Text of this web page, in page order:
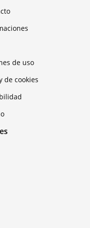
de uso
de cookies